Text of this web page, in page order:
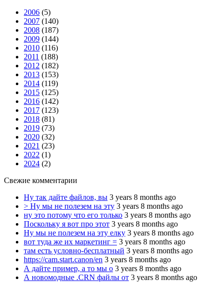
2006 (5)
2007 (140)
2008 (187)
2009 (144)
2010 (116)
2011 (188)
2012 (182)
2013 (153)
2014 (119)
2015 (125)
2016 (142)
2017 (123)
2018 (81)
2019 (73)
2020 (32)
2021 (23)
2022 (1)
2024 (2)
Свежие комментарии
Ну так дайте файлов, вы 3 years 8 months ago
> Ну мы не полезем на эту 3 years 8 months ago
ну это потому что его только 3 years 8 months ago
Поскольку я вот про этот 3 years 8 months ago
Ну мы не полезем на эту елку 3 years 8 months ago
вот туда же их маркетинг = 3 years 8 months ago
там есть условно-бесплатный 3 years 8 months ago
https://cam.start.canon/en 3 years 8 months ago
А дайте пример, а то мы о 3 years 8 months ago
А новомодные .CRN файлы от 3 years 8 months ago